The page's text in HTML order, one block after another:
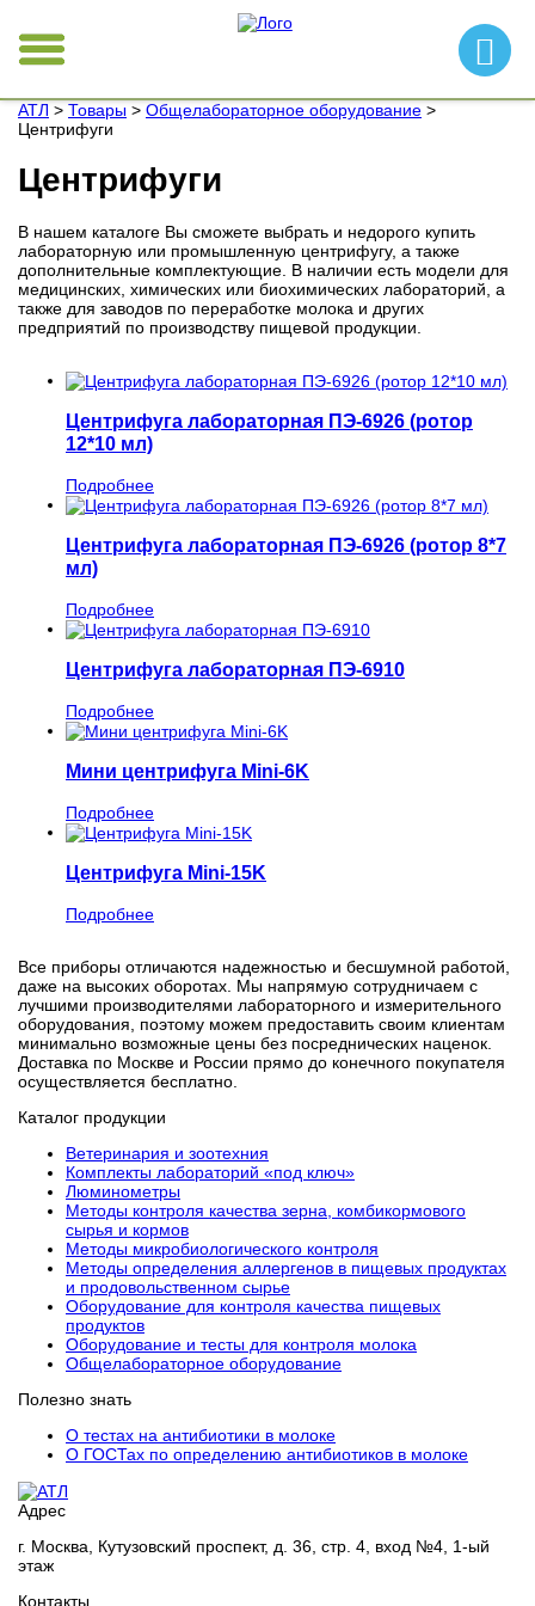
АТЛ > Товары > Общелабораторное оборудование >
Центрифуги
Центрифуги
В нашем каталоге Вы сможете выбрать и недорого купить
лабораторную или промышленную центрифугу, а также
дополнительные комплектующие. В наличии есть модели для
медицинских, химических или биохимических лабораторий, а
также для заводов по переработке молока и других
предприятий по производству пищевой продукции.
Центрифуга лабораторная ПЭ-6926 (ротор
12*10 мл)
Подробнее
Центрифуга лабораторная ПЭ-6926 (ротор 8*7
мл)
Подробнее
Центрифуга лабораторная ПЭ-6910
Подробнее
Мини центрифуга Mini-6K
Подробнее
Центрифуга Mini-15K
Подробнее
Все приборы отличаются надежностью и бесшумной работой,
даже на высоких оборотах. Мы напрямую сотрудничаем с
лучшими производителями лабораторного и измерительного
оборудования, поэтому можем предоставить своим клиентам
минимально возможные цены без посреднических наценок.
Доставка по Москве и России прямо до конечного покупателя
осуществляется бесплатно.
Каталог продукции
Ветеринария и зоотехния
Комплекты лабораторий «под ключ»
Люминометры
Методы контроля качества зерна, комбикормового
сырья и кормов
Методы микробиологического контроля
Методы определения аллергенов в пищевых продуктах
и продовольственном сырье
Оборудование для контроля качества пищевых
продуктов
Оборудование и тесты для контроля молока
Общелабораторное оборудование
Полезно знать
О тестах на антибиотики в молоке
О ГОСТах по определению антибиотиков в молоке
Адрес
г. Москва, Кутузовский проспект, д. 36, стр. 4, вход №4, 1-ый
этаж
Контакты